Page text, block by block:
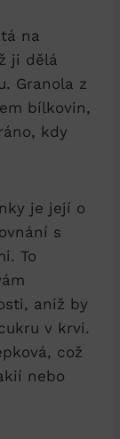
na
ji dělá
Granola z
bílkovin,
kdy
je její o
s
To
aniž by
v krvi.
což
nebo